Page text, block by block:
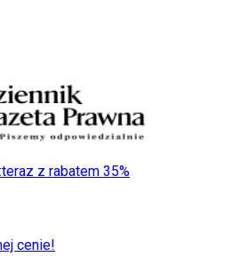
teraz z rabatem 35%
cenie!